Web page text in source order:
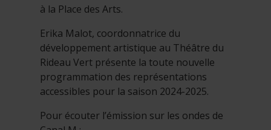
à la Place des Arts.
Erika Malot, coordonnatrice du
développement artistique au Théâtre du
Rideau Vert présente la toute nouvelle
programmation des représentations
accessibles pour la saison 2024-2025.
Pour écouter l’émission sur les ondes de